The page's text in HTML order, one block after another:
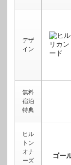
デザ
イン
無料
宿泊
特典
ヒル
トン
オナ
ーズ
ゴー